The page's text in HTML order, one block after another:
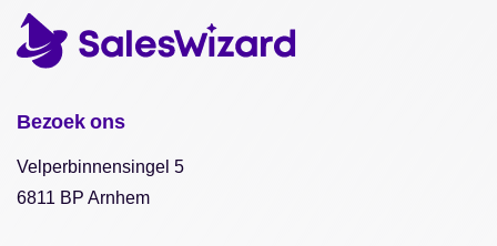
Bezoek ons
Velperbinnensingel 5
6811 BP Arnhem